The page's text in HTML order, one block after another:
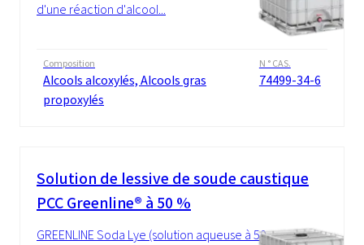
d'une réaction d'alcool...
Composition
Alcools alcoxylés, Alcools gras
propoxylés
N ° CAS.
74499-34-6
Solution de lessive de soude caustique
PCC Greenline® à 50 %
GREENLINE Soda Lye (solution aqueuse à 50